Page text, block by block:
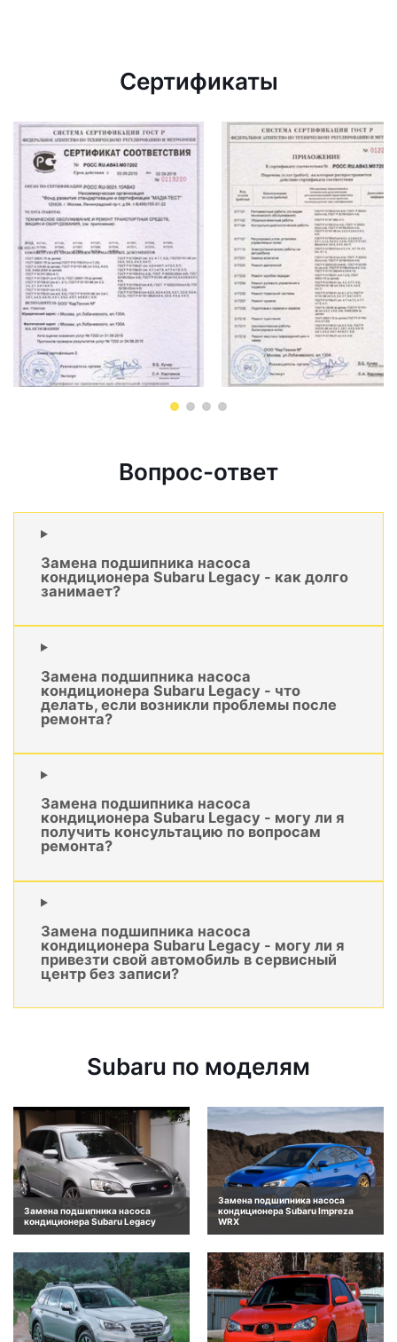
Сертификаты
Вопрос-ответ
Замена подшипника насоса
кондиционера Subaru Legacy - как долго
занимает?
Замена подшипника насоса
кондиционера Subaru Legacy - что
делать, если возникли проблемы после
ремонта?
Замена подшипника насоса
кондиционера Subaru Legacy - могу ли я
получить консультацию по вопросам
ремонта?
Замена подшипника насоса
кондиционера Subaru Legacy - могу ли я
привезти свой автомобиль в сервисный
центр без записи?
Subaru по моделям
Замена подшипника насоса
кондиционера Subaru Legacy
Замена подшипника насоса
кондиционера Subaru Impreza
WRX